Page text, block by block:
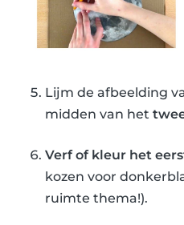
Lijm de afbeelding
midden van het
Verf of kleur het
kozen voor
ruimte thema!).